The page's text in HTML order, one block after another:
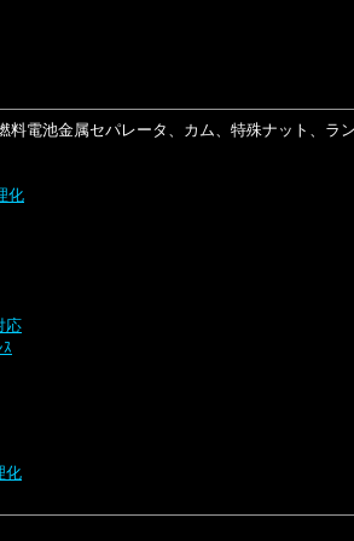
料電池金属セパレータ、カム、特殊ナット、
化
応
化